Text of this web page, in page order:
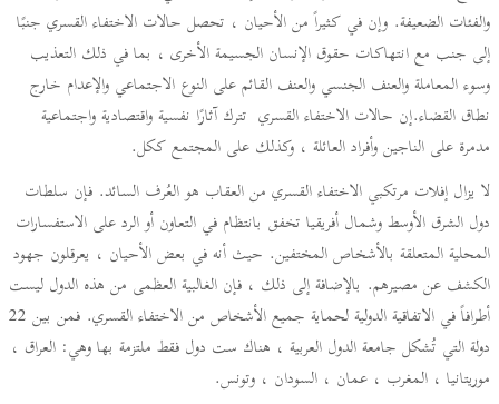
والفئات الضعيفة. وإن في كثيراً من الأحيان ، تحصل حالات الاختفاء القسري جنبًا
إلى جنب مع انتهاكات حقوق الإنسان الجسيمة الأخرى ، بما في ذلك التعذيب
وسوء المعاملة والعنف الجنسي والعنف القائم على النوع الاجتماعي والإعدام خارج
نطاق القضاء.إن حالات الاختفاء القسري تترك آثارًا نفسية واقتصادية واجتماعية
مدمرة على الناجين وأفراد العائلة ، وكذلك على المجتمع ككل.
لا يزال إفلات مرتكبي الاختفاء القسري من العقاب هو العُرف السائد. فإن سلطات
دول الشرق الأوسط وشمال أفريقيا تخفق بانتظام في التعاون أو الرد على الاستفسارات
المحلية المتعلقة بالأشخاص المختفين. حيث أنه في بعض الأحيان ، يعرقلون جهود
الكشف عن مصيرهم. بالإضافة إلى ذلك ، فإن الغالبية العظمى من هذه الدول ليست
أطرافاً في الاتفاقية الدولية لحماية جميع الأشخاص من الاختفاء القسري. فمن بين 22
دولة التي تُشكل جامعة الدول العربية ، هناك ست دول فقط ملتزمة بها وهي: العراق ،
موريتانيا ، المغرب ، عمان ، السودان ، وتونس.